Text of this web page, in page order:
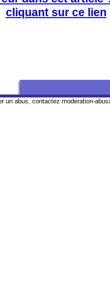
cliquant sur ce lien
un abus, contactez moderation-